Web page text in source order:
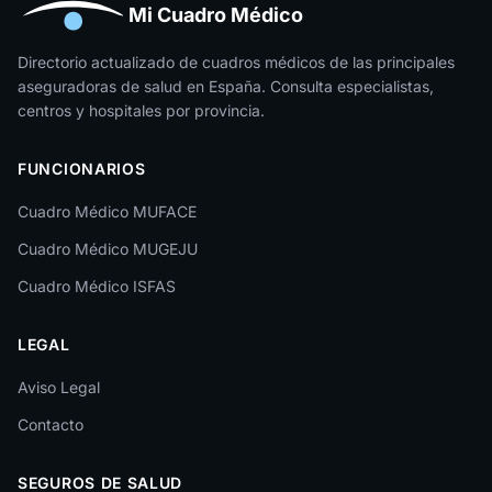
Huesca
Jaén
La Rioja
León
Lleida
Lugo
Málaga
Melilla
Murcia
Mi Cuadro Médico
Directorio actualizado de cuadros médicos de las principales
aseguradoras de salud en España. Consulta especialistas,
centros y hospitales por provincia.
FUNCIONARIOS
Cuadro Médico MUFACE
Cuadro Médico MUGEJU
Cuadro Médico ISFAS
LEGAL
Aviso Legal
Contacto
SEGUROS DE SALUD